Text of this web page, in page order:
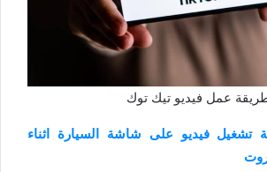
عمل فيديو تيك توك
تشغيل فيديو على شاشة السيارة اثناء
روت